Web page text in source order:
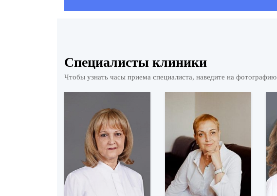
Специалисты клиники
Чтобы узнать часы приема специалиста, наведите на фотографию